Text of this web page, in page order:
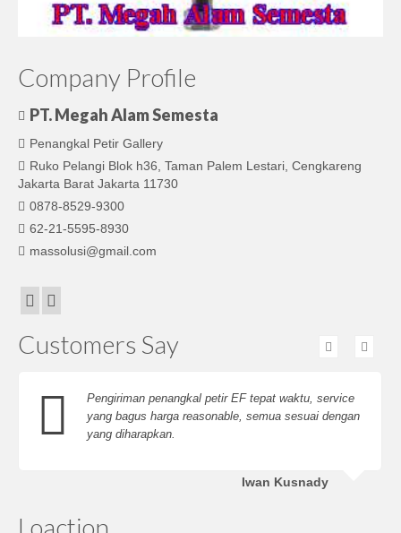
Company Profile
PT. Megah Alam Semesta
Penangkal Petir Gallery
Ruko Pelangi Blok h36, Taman Palem Lestari, Cengkareng
Jakarta Barat Jakarta 11730
0878-8529-9300
62-21-5595-8930
massolusi@gmail.com
Customers Say
Pengiriman penangkal petir EF tepat waktu, service
yang bagus harga reasonable, semua sesuai dengan
yang diharapkan.
Iwan Kusnady